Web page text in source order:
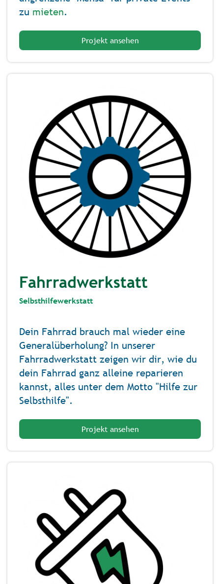
zu mieten.
Projekt ansehen
Fahrradwerkstatt
Selbsthilfewerkstatt
Dein Fahrrad brauch mal wieder eine
Generalüberholung? In unserer
Fahrradwerkstatt zeigen wir dir, wie du
dein Fahrrad ganz alleine reparieren
kannst, alles unter dem Motto "Hilfe zur
Selbsthilfe".
Projekt ansehen